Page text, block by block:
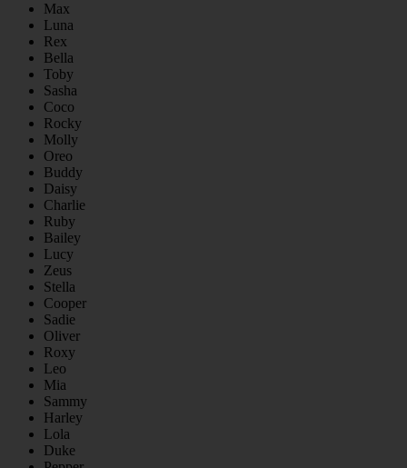
Max
Luna
Rex
Bella
Toby
Sasha
Coco
Rocky
Molly
Oreo
Buddy
Daisy
Charlie
Ruby
Bailey
Lucy
Zeus
Stella
Cooper
Sadie
Oliver
Roxy
Leo
Mia
Sammy
Harley
Lola
Duke